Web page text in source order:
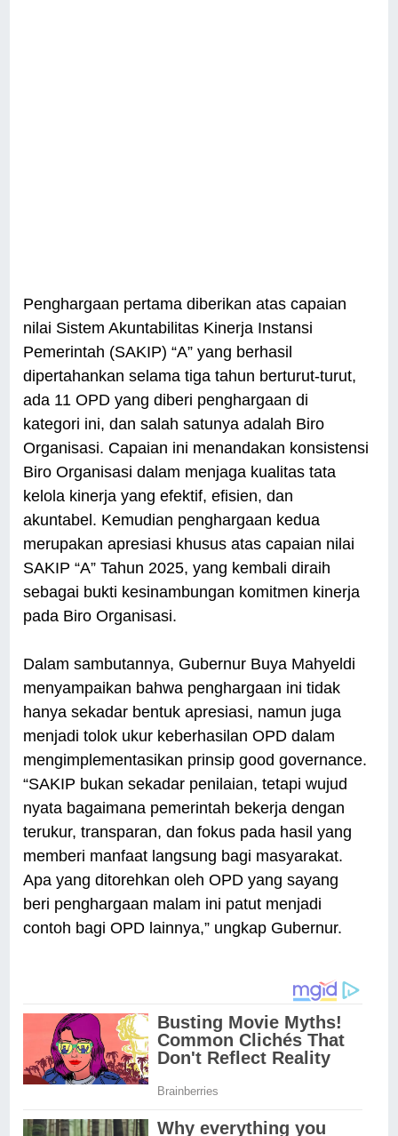
Penghargaan pertama diberikan atas capaian
nilai Sistem Akuntabilitas Kinerja Instansi
Pemerintah (SAKIP) “A” yang berhasil
dipertahankan selama tiga tahun berturut-turut,
ada 11 OPD yang diberi penghargaan di
kategori ini, dan salah satunya adalah Biro
Organisasi. Capaian ini menandakan konsistensi
Biro Organisasi dalam menjaga kualitas tata
kelola kinerja yang efektif, efisien, dan
akuntabel. Kemudian penghargaan kedua
merupakan apresiasi khusus atas capaian nilai
SAKIP “A” Tahun 2025, yang kembali diraih
sebagai bukti kesinambungan komitmen kinerja
pada Biro Organisasi.
Dalam sambutannya, Gubernur Buya Mahyeldi
menyampaikan bahwa penghargaan ini tidak
hanya sekadar bentuk apresiasi, namun juga
menjadi tolok ukur keberhasilan OPD dalam
mengimplementasikan prinsip good governance.
“SAKIP bukan sekadar penilaian, tetapi wujud
nyata bagaimana pemerintah bekerja dengan
terukur, transparan, dan fokus pada hasil yang
memberi manfaat langsung bagi masyarakat.
Apa yang ditorehkan oleh OPD yang sayang
beri penghargaan malam ini patut menjadi
contoh bagi OPD lainnya,” ungkap Gubernur.